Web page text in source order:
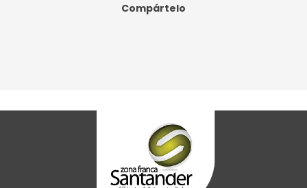
Compártelo